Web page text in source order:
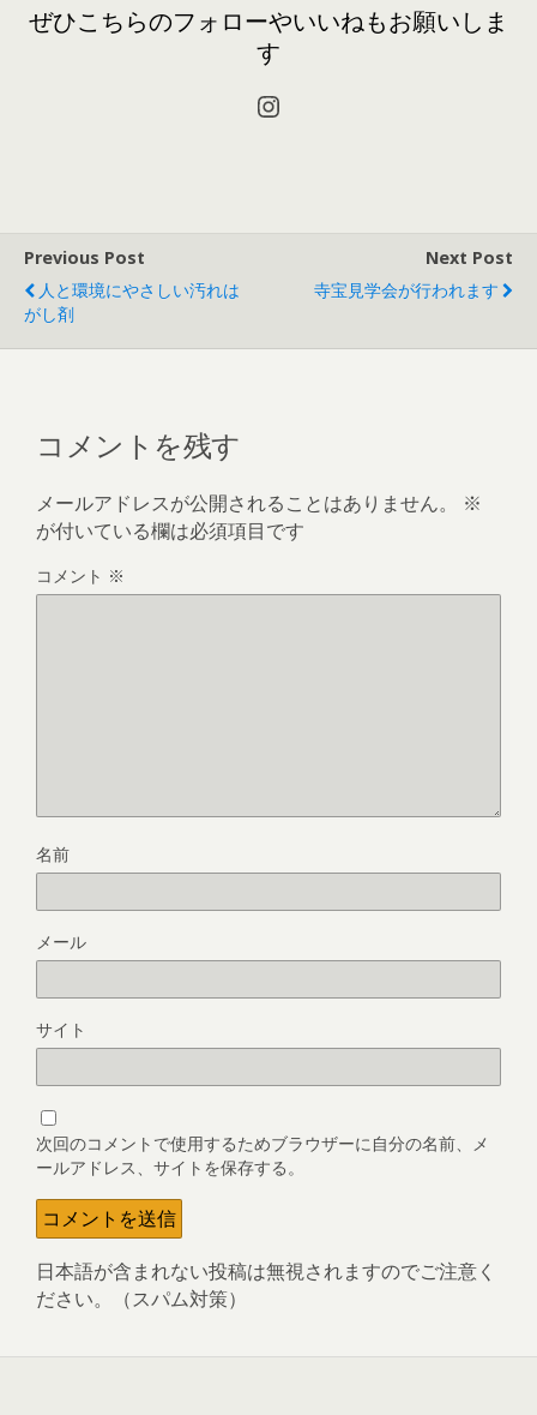
ぜひこちらのフォローやいいねもお願いしま
す
Instagram
Previous Post
人と環境にやさしい汚れは
がし剤
Next Post
寺宝見学会が行われます
コメントを残す
メールアドレスが公開されることはありません。
※
が付いている欄は必須項目です
コメント ※
名前
メール
サイト
次回のコメントで使用するためブラウザーに自分の名前、メ
ールアドレス、サイトを保存する。
日本語が含まれない投稿は無視されますのでご注意く
ださい。（スパム対策）